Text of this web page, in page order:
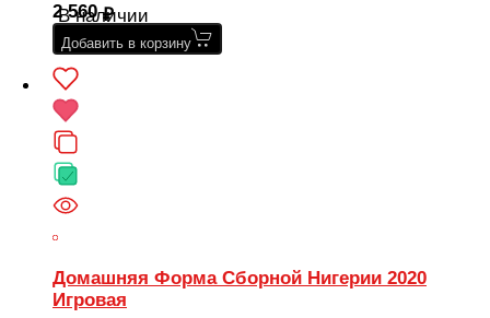
В наличии
2 560
Добавить в корзину
Домашняя Форма Сборной Нигерии 2020
Игровая